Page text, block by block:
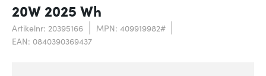
20W 2025 Wh
Artikelnr: 20395166
MPN: 409919982#
EAN: 0840390369437